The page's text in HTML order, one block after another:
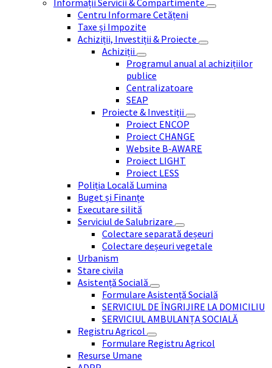
Informații Servicii & Compartimente
Centru Informare Cetățeni
Taxe și Impozite
Achiziții, Investiții & Proiecte
Achiziții
Programul anual al achizițiilor
publice
Centralizatoare
SEAP
Proiecte & Investiții
Proiect ENCOP
Proiect CHANGE
Website B-AWARE
Proiect LIGHT
Proiect LESS
Poliția Locală Lumina
Buget și Finanțe
Executare silită
Serviciul de Salubrizare
Colectare separată deșeuri
Colectare deșeuri vegetale
Urbanism
Stare civila
Asistență Socială
Formulare Asistență Socială
SERVICIUL DE ÎNGRIJIRE LA DOMICILIU
SERVICIUL AMBULANȚA SOCIALĂ
Registru Agricol
Formulare Registru Agricol
Resurse Umane